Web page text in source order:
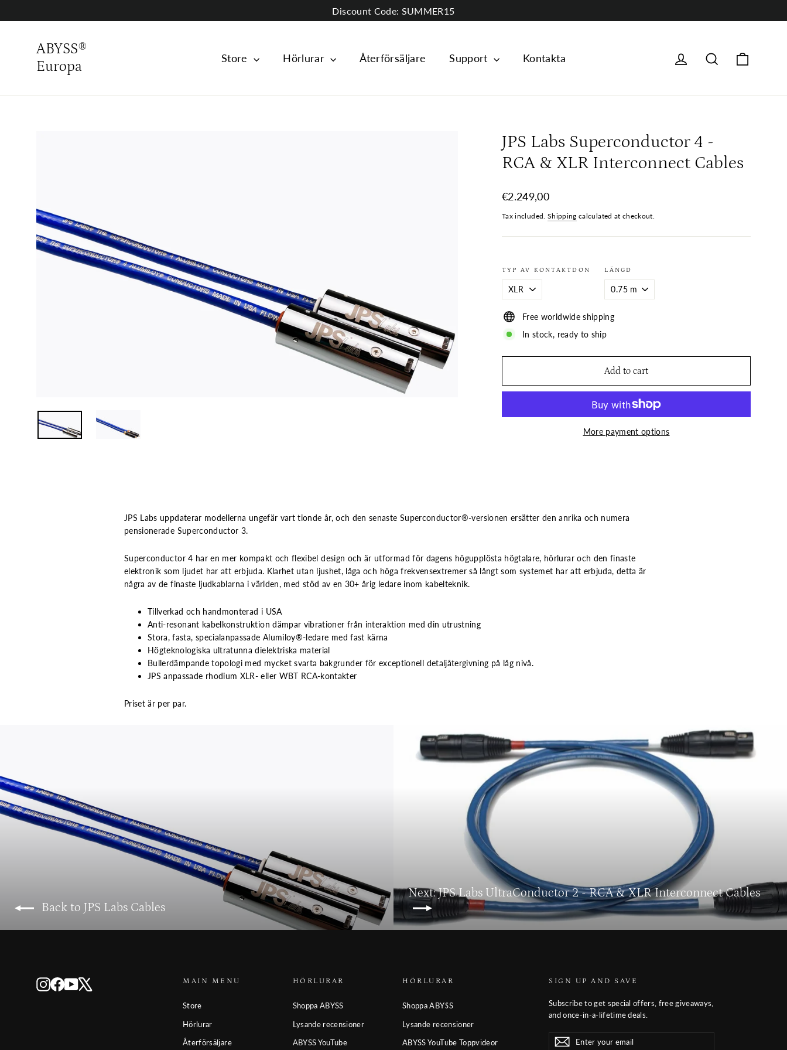
Discount Code: SUMMER15
ABYSS®
Europa
Store Hörlurar Återförsäljare Support Kontakta Logga in Sök
JPS Labs Superconductor 4 -
RCA & XLR Interconnect Cables
Regular
€2.249,00
Tax included. Shipping calculated at checkout.
TYP AV KONTAKTDON LÄNGD
Free worldwide shipping
In stock, ready to ship
Add to cart
More payment options
JPS Labs uppdaterar modellerna ungefär vart tionde år, och den senaste Superconductor®-versionen ersätter den anrika och numera
pensionerade Superconductor 3.
Superconductor 4 har en mer kompakt och flexibel design och är utformad för dagens högupplösta högtalare, hörlurar och den finaste
elektronik som ljudet har att erbjuda. Klarhet utan ljushet, låga och höga frekvensextremer så långt som systemet har att erbjuda, detta är
några av de finaste ljudkablarna i världen, med stöd av en 30+ årig ledare inom kabelteknik.
Tillverkad och handmonterad i USA
Anti-resonant kabelkonstruktion dämpar vibrationer från interaktion med din utrustning
Stora, fasta, specialanpassade Alumiloy®-ledare med fast kärna
Högteknologiska ultratunna dielektriska material
Bullerdämpande topologi med mycket svarta bakgrunder för exceptionell detaljåtergivning på låg nivå.
JPS anpassade rhodium XLR- eller WBT RCA-kontakter
Priset är per par.
Back to JPS Labs Cables
Next: JPS Labs UltraConductor 2 - RCA & XLR Interconnect Cables
Instagram
Facebook
YouTube MAIN MENU
Store
Hörlurar
Återförsäljare
HÖRLURAR
Shoppa ABYSS
Lysande recensioner
ABYSS YouTube
HÖRLURAR
Shoppa ABYSS
Lysande recensioner
ABYSS YouTube Toppvideor
SIGN UP AND SAVE
Subscribe to get special offers, free giveaways,
and once-in-a-lifetime deals.
Enter
your
SubscribeSubscribe